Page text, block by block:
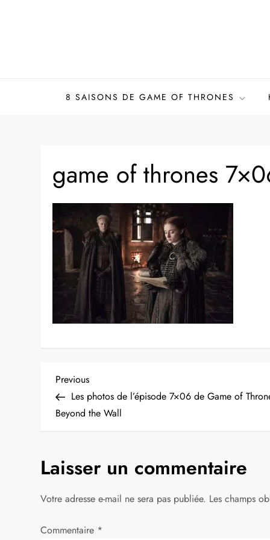
8 SAISONS DE GAME OF THRONES
game of thrones
N
a
i
g
a
Previous
Post
Previous
Les photos de l’épisode 7×06 de Game of
Beyond the Wall
Laisser un commentaire
Votre adresse e-mail ne sera pas publiée. Les champs
Commentaire *